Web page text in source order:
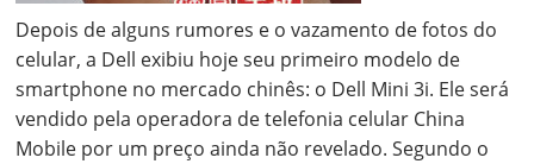
Depois de alguns rumores e o vazamento de fotos do
celular, a Dell exibiu hoje seu primeiro modelo de
smartphone no mercado chinês: o Dell Mini 3i. Ele será
vendido pela operadora de telefonia celular China
Mobile por um preço ainda não revelado. Segundo o